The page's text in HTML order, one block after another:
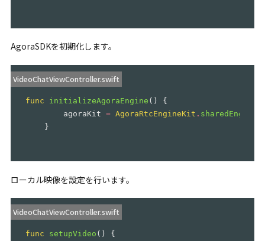
AgoraSDKを初期化します。
VideoChatViewController.swift
func initializeAgoraEngine ()
{
agoraKit
= AgoraRtcEngineKit . sharedEngine
}
ローカル映像を設定を行います。
VideoChatViewController.swift
func setupVideo ()
{